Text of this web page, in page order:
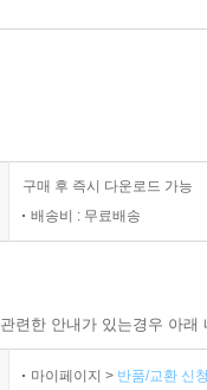
구매 후 즉시 다운로드 가능
배송비 : 무료배송
련한 안내가 있는경우 아
마이페이지 > 반품/교환 신